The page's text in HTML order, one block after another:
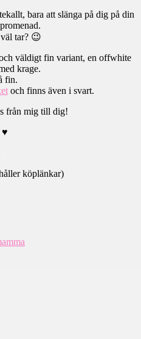
bara att slänga på dig på din
tar? 😉
väldigt fin variant, en offwhite
krage.
fin.
och finns även i svart.
från mig till dig!
♥
köplänkar)